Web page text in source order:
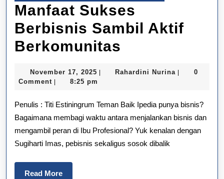
Manfaat Sukses
Berbisnis Sambil Aktif
Berkomunitas
Berbisnis
Sambil
Aktif
November 17, 2025 November
17,
Rahardini Nurina Rahardini
0
Comment
8:25 pm
Penulis : Titi Estiningrum Teman Baik Ipedia punya bisnis?
Bagaimana membagi waktu antara menjalankan bisnis dan
mengambil peran di Ibu Profesional? Yuk kenalan dengan
Sugiharti Imas, pebisnis sekaligus sosok dibalik
Read MoreRead